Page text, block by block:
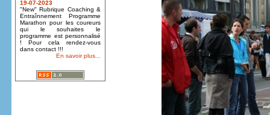
19-07-2023
"New" Rubrique Coaching &
Entraînnement Programme
Marathon pour les coureurs
qui le souhaites le
programme est personnalisé
! Pour cela rendez-vous
dans contact !!!
En savoir plus...